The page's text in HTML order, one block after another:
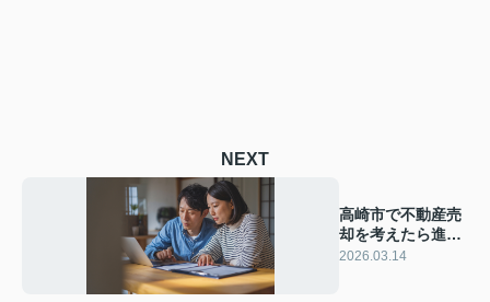
NEXT
高崎市で不動産売
却を考えたら進め
方はどうする？全
2026.03.14